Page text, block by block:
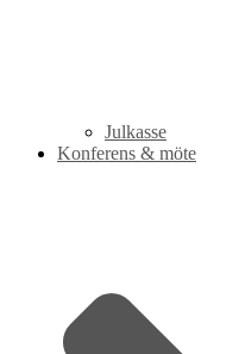
Julkasse
Konferens & möte